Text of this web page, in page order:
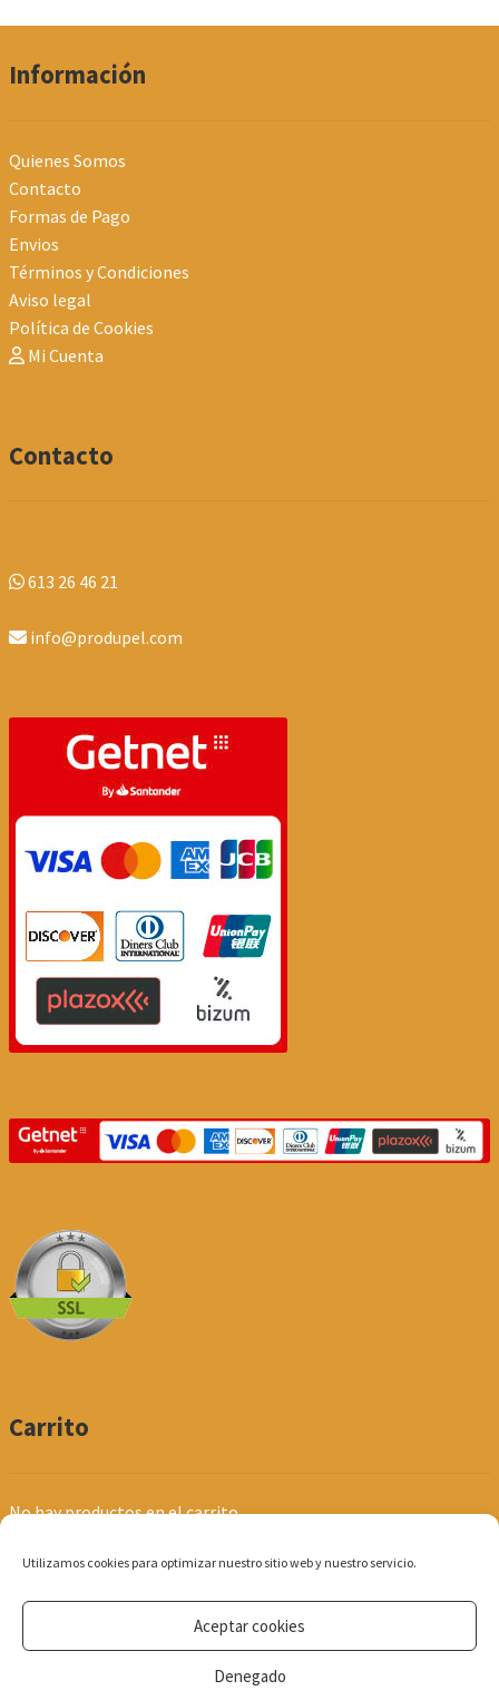
Utilizamos cookies para optimizar nuestro sitio web y nuestro servicio.
Aceptar cookies
Denegado
Información
Quienes Somos
Contacto
Formas de Pago
Envios
Términos y Condiciones
Aviso legal
Política de Cookies
Mi Cuenta
Contacto
613 26 46 21
info@produpel.com
Carrito
No hay productos en el carrito.
© Produpel | Productos de Peluquería y Estética 2026